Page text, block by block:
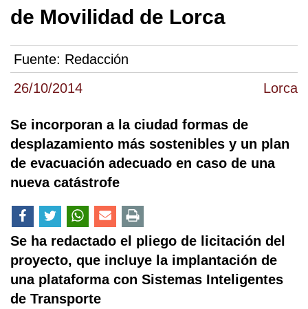
26/10/2014 Lorca
de Movilidad de Lorca
Fuente: Redacción
Se incorporan a la ciudad formas de
desplazamiento más sostenibles y un plan
de evacuación adecuado en caso de una
nueva catástrofe
Se ha redactado el pliego de licitación del
proyecto, que incluye la implantación de
una plataforma con Sistemas Inteligentes
de Transporte